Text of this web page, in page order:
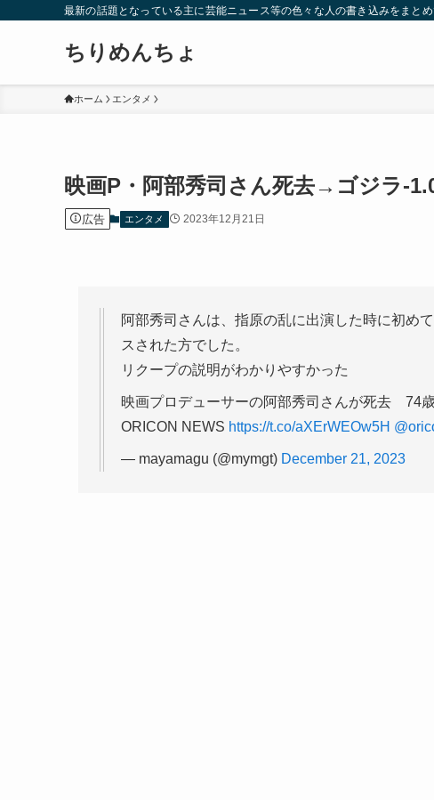
最新の話題となっている主に芸能ニュース等の色々な人の書き込みをまと
ちりめんちょ
ホーム エンタメ
映画P・阿部秀司さん死去→ゴジラ-
広告 エンタメ 2023年12月21日
阿部秀司さんは、指原の乱に出演した時に初め
スされた方でした。
リクープの説明がわかりやすかった
映画プロデューサーの阿部秀司さんが死去 74
ORICON NEWS https://t.co/aXErWEOw5H
— mayamagu (@mymgt) December 21, 2023